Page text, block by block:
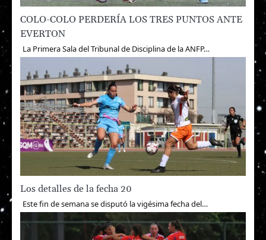
COLO-COLO PERDERÍA LOS TRES PUNTOS ANTE
EVERTON
La Primera Sala del Tribunal de Disciplina de la ANFP…
Los detalles de la fecha 20
Este fin de semana se disputó la vigésima fecha del…